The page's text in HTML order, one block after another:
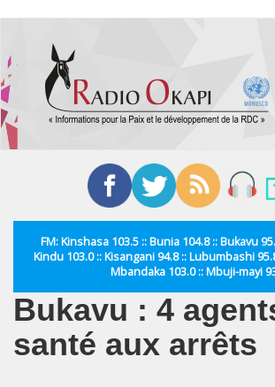
contenu
principal
FM: Kinshasa 103.5 :: Bunia 104.8 :: Bukavu
Kindu 103.0 :: Kisangani 94.8 :: Lubumbashi
Mbandaka 103.0 :: Mbuji-mayi
Bukavu : 4
santé aux arrêts